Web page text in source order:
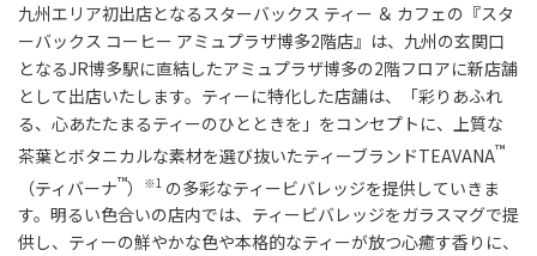
九州エリア初出店となるスターバックス ティー ＆ カフェの『スタ
ーバックス コーヒー アミュプラザ博多2階店』は、九州の玄関口
となるJR博多駅に直結したアミュプラザ博多の2階フロアに新店舗
として出店いたします。ティーに特化した店舗は、「彩りあふれ
る、心あたたまるティーのひとときを」をコンセプトに、上質な
茶葉とボタニカルな素材を選び抜いたティーブランドTEAVANA™
（ティバーナ™） ※1 の多彩なティービバレッジを提供していきま
す。明るい色合いの店内では、ティービバレッジをガラスマグで提
供し、ティーの鮮やかな色や本格的なティーが放つ心癒す香りに、